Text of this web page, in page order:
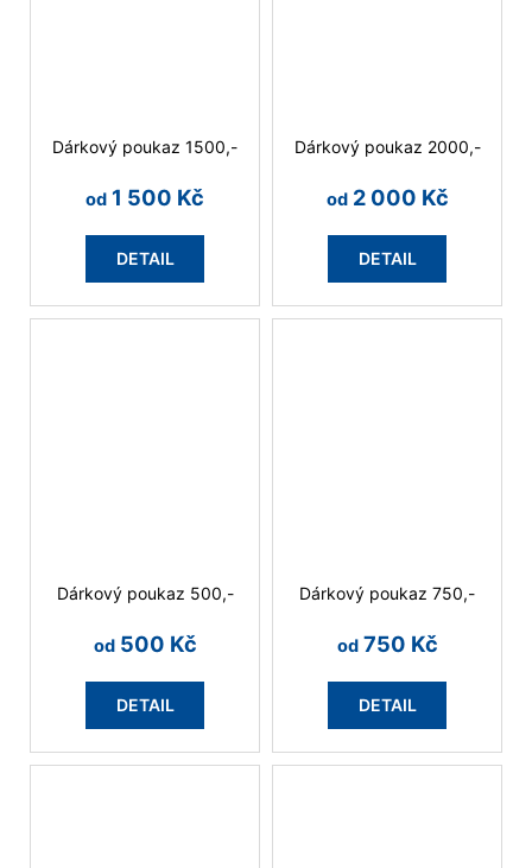
Dárkový poukaz 1500,-
od 1 500 Kč
DETAIL
Dárkový poukaz 2000,-
od2 000 Kč
DETAIL
Dárkový poukaz 500,-
od500 Kč
DETAIL
Dárkový poukaz 750,-
od750 Kč
DETAIL